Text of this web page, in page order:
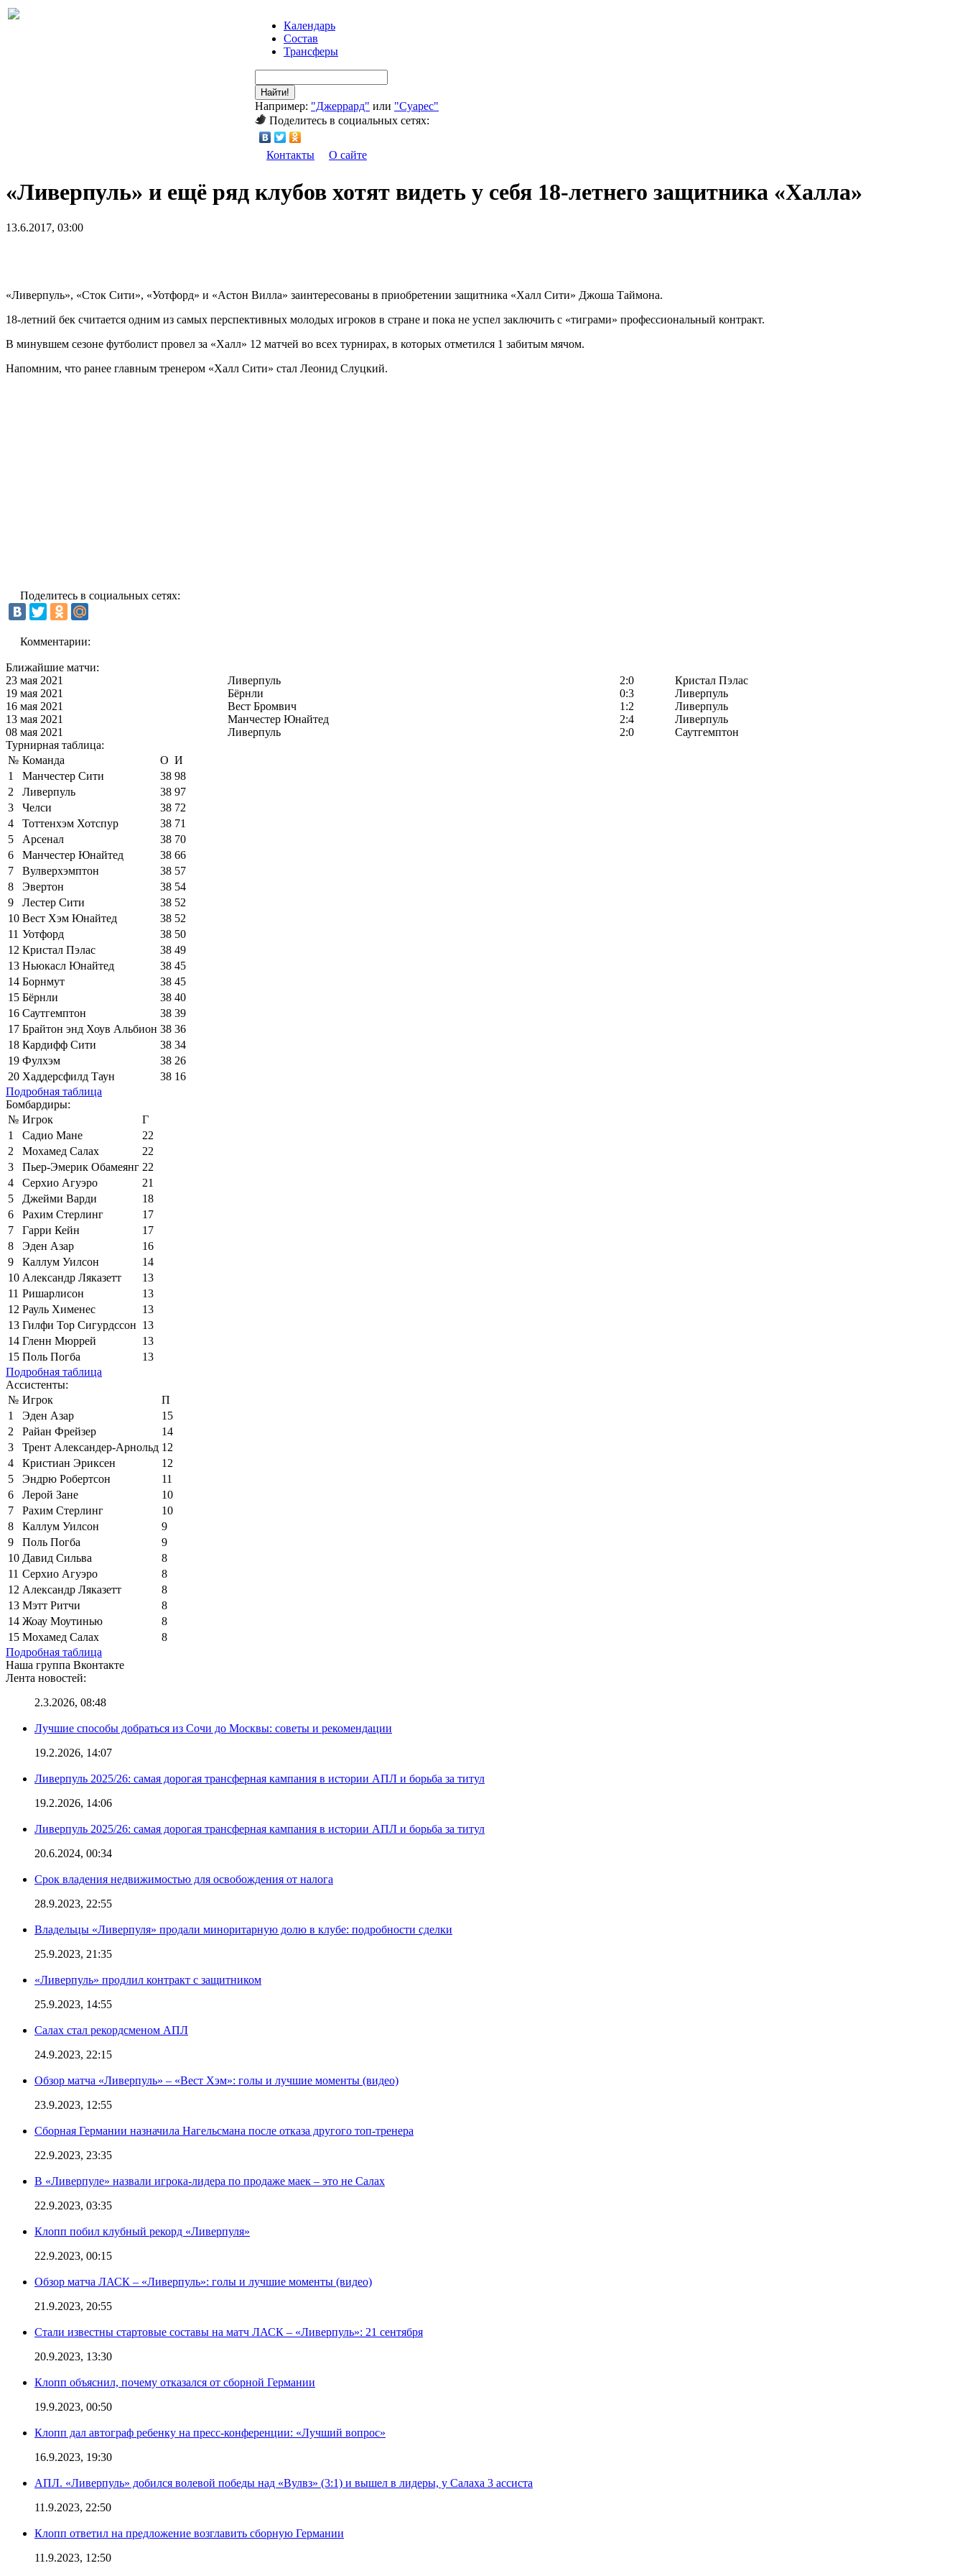
Календарь
Состав
Трансферы
Найти!
Например: "Джеррард" или "Суарес"
Поделитесь в социальных сетях:
Контакты О сайте
«Ливерпуль» и ещё ряд клубов хотят видеть у себя 18-летнего защитника «Халла»
13.6.2017, 03:00
«Ливерпуль», «Сток Сити», «Уотфорд» и «Астон Вилла» заинтересованы в приобретении защитника «Халл Сити» Джоша Таймона.
18-летний бек считается одним из самых перспективных молодых игроков в стране и пока не успел заключить с «тиграми» профессиональный контракт.
В минувшем сезоне футболист провел за «Халл» 12 матчей во всех турнирах, в которых отметился 1 забитым мячом.
Напомним, что ранее главным тренером «Халл Сити» стал Леонид Слуцкий.
Поделитесь в социальных сетях:
Комментарии:
Ближайшие матчи:
23 мая 2021
Ливерпуль 2:0
Кристал Пэлас
19 мая 2021
Бёрнли 0:3
Ливерпуль
16 мая 2021
Вест Бромвич 1:2
Ливерпуль
13 мая 2021
Манчестер Юнайтед 2:4
Ливерпуль
08 мая 2021
Ливерпуль 2:0
Саутгемптон
Турнирная таблица:
№ Команда О И
1
Манчестер Сити 38 98
2
Ливерпуль 38 97
3
Челси 38 72
4
Тоттенхэм Хотспур 38 71
5
Арсенал 38 70
6
Манчестер Юнайтед 38 66
7
Вулверхэмптон 38 57
8
Эвертон 38 54
9
Лестер Сити 38 52
10 Вест Хэм Юнайтед 38 52
11 Уотфорд 38 50
12 Кристал Пэлас 38 49
13 Ньюкасл Юнайтед 38 45
14 Борнмут 38 45
15 Бёрнли 38 40
16 Саутгемптон 38 39
17 Брайтон энд Хоув Альбион 38 36
18 Кардифф Сити 38 34
19 Фулхэм 38 26
20 Хаддерсфилд Таун 38 16
Подробная таблица
Бомбардиры:
№ Игрок
Г
1
Садио Мане
22
2
Мохамед Салах
22
3
Пьер-Эмерик Обамеянг 22
4
Серхио Агуэро
21
5
Джейми Варди
18
6
Рахим Стерлинг
17
7
Гарри Кейн
17
8
Эден Азар
16
9
Каллум Уилсон
14
10 Александр Ляказетт
13
11 Ришарлисон
13
12 Рауль Хименес
13
13 Гилфи Тор Сигурдссон 13
14 Гленн Мюррей
13
15 Поль Погба
13
Подробная таблица
Ассистенты:
№ Игрок
П
1
Эден Азар
15
2
Райан Фрейзер
14
3
Трент Александер-Арнольд 12
4
Кристиан Эриксен
12
5
Эндрю Робертсон
11
6
Лерой Зане
10
7
Рахим Стерлинг
10
8
Каллум Уилсон
9
9
Поль Погба
9
10 Давид Сильва
8
11 Серхио Агуэро
8
12 Александр Ляказетт
8
13 Мэтт Ритчи
8
14 Жоау Моутинью
8
15 Мохамед Салах
8
Подробная таблица
Наша группа Вконтакте
Лента новостей:
2.3.2026, 08:48
Лучшие способы добраться из Сочи до Москвы: советы и рекомендации
19.2.2026, 14:07
Ливерпуль 2025/26: самая дорогая трансферная кампания в истории АПЛ и борьба за титул
19.2.2026, 14:06
Ливерпуль 2025/26: самая дорогая трансферная кампания в истории АПЛ и борьба за титул
20.6.2024, 00:34
Срок владения недвижимостью для освобождения от налога
28.9.2023, 22:55
Владельцы «Ливерпуля» продали миноритарную долю в клубе: подробности сделки
25.9.2023, 21:35
«Ливерпуль» продлил контракт с защитником
25.9.2023, 14:55
Салах стал рекордсменом АПЛ
24.9.2023, 22:15
Обзор матча «Ливерпуль» – «Вест Хэм»: голы и лучшие моменты (видео)
23.9.2023, 12:55
Сборная Германии назначила Нагельсмана после отказа другого топ-тренера
22.9.2023, 23:35
В «Ливерпуле» назвали игрока-лидера по продаже маек – это не Салах
22.9.2023, 03:35
Клопп побил клубный рекорд «Ливерпуля»
22.9.2023, 00:15
Обзор матча ЛАСК – «Ливерпуль»: голы и лучшие моменты (видео)
21.9.2023, 20:55
Стали известны стартовые составы на матч ЛАСК – «Ливерпуль»: 21 сентября
20.9.2023, 13:30
Клопп объяснил, почему отказался от сборной Германии
19.9.2023, 00:50
Клопп дал автограф ребенку на пресс-конференции: «Лучший вопрос»
16.9.2023, 19:30
АПЛ. «Ливерпуль» добился волевой победы над «Вулвз» (3:1) и вышел в лидеры, у Салаха 3 ассиста
11.9.2023, 22:50
Клопп ответил на предложение возглавить сборную Германии
11.9.2023, 12:50